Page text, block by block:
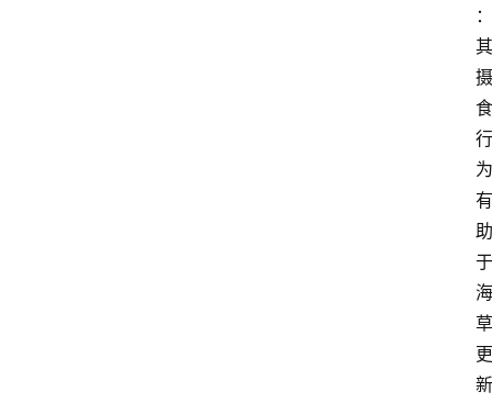
：
其
摄
食
行
为
有
助
于
海
草
更
新